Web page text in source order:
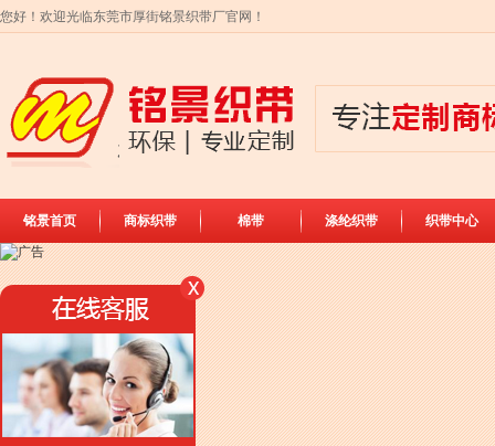
您好！欢迎光临东莞市厚街铭景织带厂官网！
铭景首页 商标织带 棉带 涤纶织带 织带中心